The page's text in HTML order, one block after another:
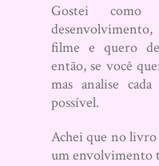
Gostei
filme e quero
então, se você
mas analise
possível.
Achei que no livro
um envolvimento